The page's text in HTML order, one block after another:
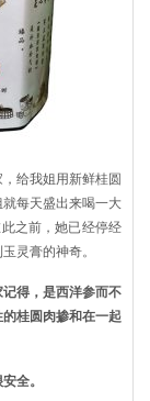
给我姐用新鲜桂圆
每天盛出来喝一大
之前，她已经停经
灵膏的神奇。
得，是西洋参而不
桂圆肉掺和在一起
全。